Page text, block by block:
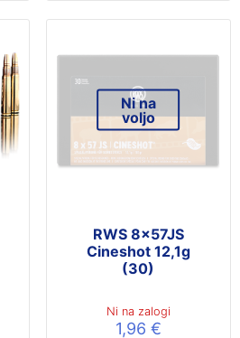
Ni na
voljo
RWS 8x57JS
Cineshot 12,1g
(30)
Ni na zalogi
1,96 €